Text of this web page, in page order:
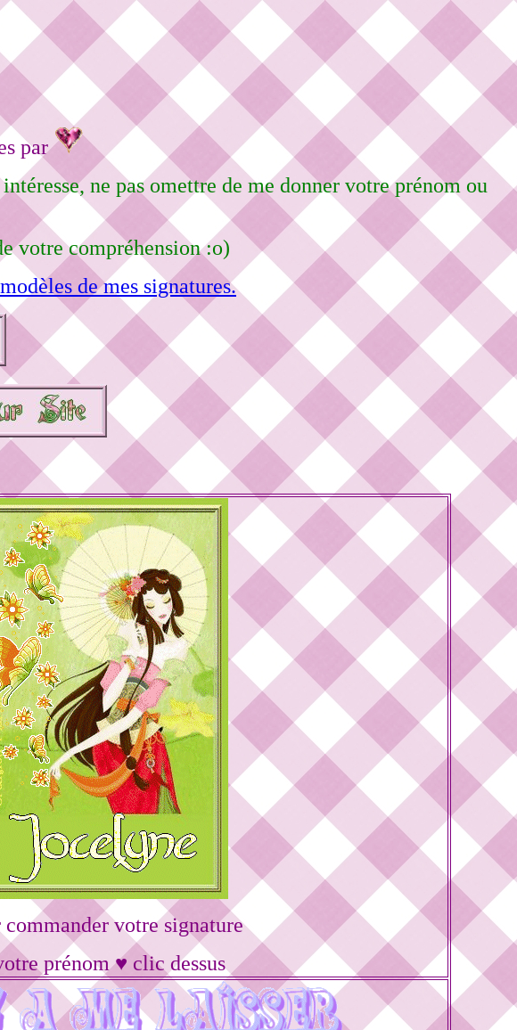
par
ne pas omettre de me donner votre prénom ou
votre compréhension :o)
de mes signatures.
commander votre signature
prénom ♥ clic dessus